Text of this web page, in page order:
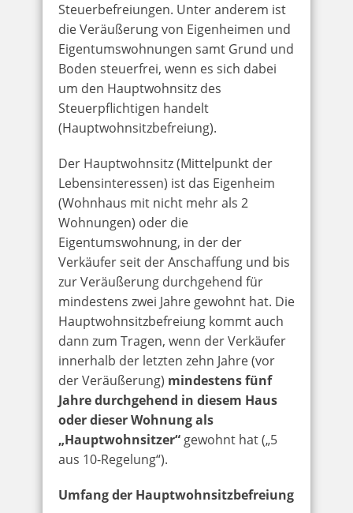
Steuerbefreiungen. Unter anderem ist
die Veräußerung von Eigenheimen und
Eigentumswohnungen samt Grund und
Boden steuerfrei, wenn es sich dabei
um den Hauptwohnsitz des
Steuerpflichtigen handelt
(Hauptwohnsitzbefreiung).
Der Hauptwohnsitz (Mittelpunkt der
Lebensinteressen) ist das Eigenheim
(Wohnhaus mit nicht mehr als 2
Wohnungen) oder die
Eigentumswohnung, in der der
Verkäufer seit der Anschaffung und bis
zur Veräußerung durchgehend für
mindestens zwei Jahre gewohnt hat. Die
Hauptwohnsitzbefreiung kommt auch
dann zum Tragen, wenn der Verkäufer
innerhalb der letzten zehn Jahre (vor
der Veräußerung) mindestens fünf
Jahre durchgehend in diesem Haus
oder dieser Wohnung als
„Hauptwohnsitzer“ gewohnt hat („5
aus 10-Regelung“).
Umfang der Hauptwohnsitzbefreiung